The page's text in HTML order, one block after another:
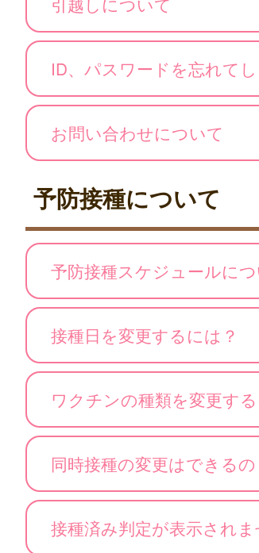
ID、パスワードを忘れて
お問い合わせについて
予防接種について
予防接種スケジュールに
接種日を変更するには？
ワクチンの種類を変更す
同時接種の変更はできるの
接種済み判定が表示され